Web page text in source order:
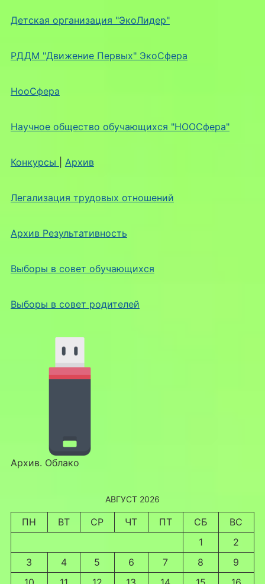
Детская организация "ЭкоЛидер"
РДДМ "Движение Первых" ЭкоСфера
НооСфера
Научное общество обучающихся "НООСфера"
Конкурсы Архив
Легализация трудовых отношений
Архив Результативность
Выборы в совет обучающихся
Выборы в совет родителей
Архив. Облако
АВГУСТ 2026
ПН ВТ СР ЧТ ПТ СБ
ВС
1
2
3
4 5 6 7 8
9